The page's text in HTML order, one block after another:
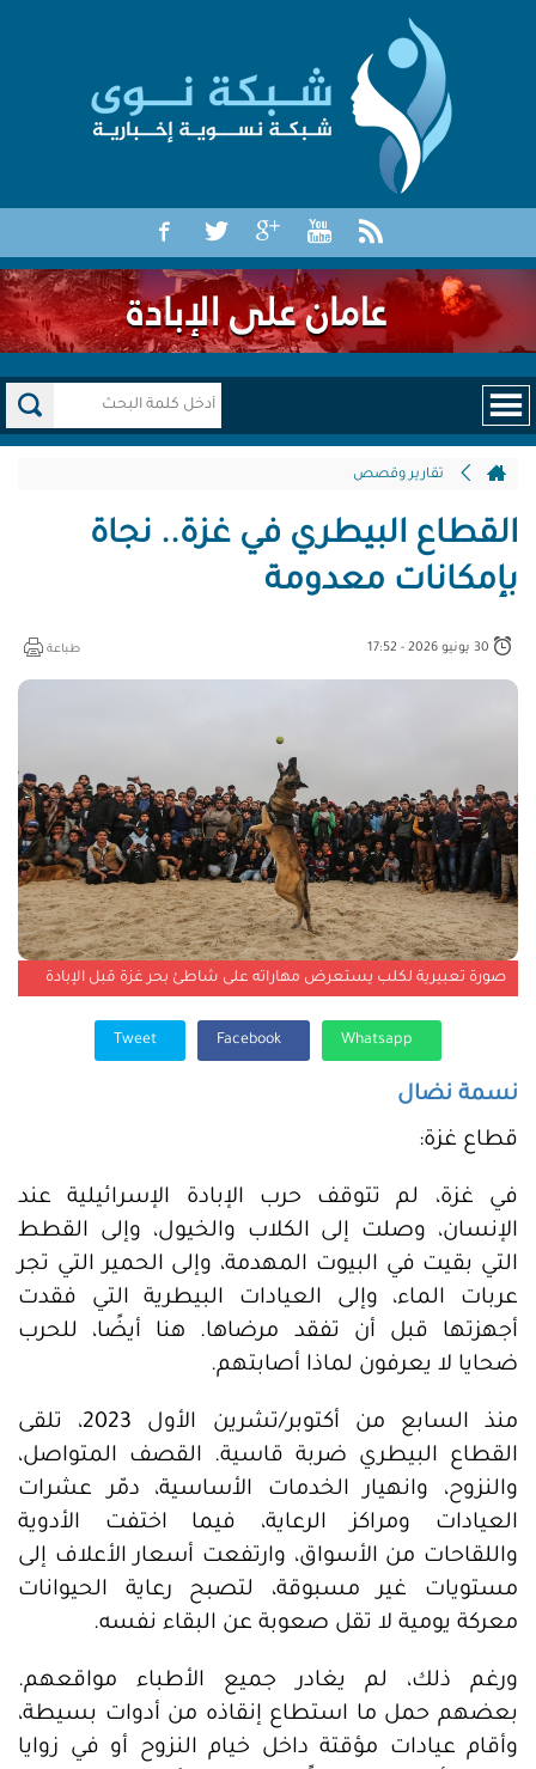
تقارير وقصص
القطاع البيطري في غزة.. نجاة
بإمكانات معدومة
طباعة
صورة تعبيرية لكلب يستعرض مهاراته على شاطئ بحر غزة قبل الإبادة
نسمة نضال
قطاع غزة:
في غزة، لم تتوقف حرب الإبادة الإسرائيلية عند
الإنسان، وصلت إلى الكلاب والخيول، وإلى القطط
التي بقيت في البيوت المهدمة، وإلى الحمير التي تجر
عربات الماء، وإلى العيادات البيطرية التي فقدت
أجهزتها قبل أن تفقد مرضاها. هنا أيضًا، للحرب
ضحايا لا يعرفون لماذا أصابتهم.
منذ السابع من أكتوبر/تشرين الأول 2023، تلقى
القطاع البيطري ضربة قاسية. القصف المتواصل،
والنزوح، وانهيار الخدمات الأساسية، دمّر عشرات
العيادات ومراكز الرعاية، فيما اختفت الأدوية
واللقاحات من الأسواق، وارتفعت أسعار الأعلاف إلى
مستويات غير مسبوقة، لتصبح رعاية الحيوانات
معركة يومية لا تقل صعوبة عن البقاء نفسه.
ورغم ذلك، لم يغادر جميع الأطباء مواقعهم.
بعضهم حمل ما استطاع إنقاذه من أدوات بسيطة،
وأقام عيادات مؤقتة داخل خيام النزوح أو في زوايا